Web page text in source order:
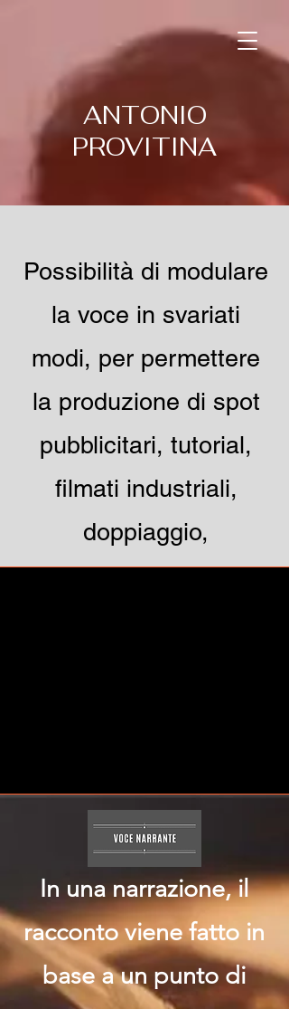
ANTONIO
PROVITINA
Possibilità di modulare
la voce in svariati
modi, per permettere
la produzione di spot
pubblicitari, tutorial,
filmati industriali,
doppiaggio,
audioguide, podcast,
In una narrazione, il
racconto viene fatto in
base a un punto di